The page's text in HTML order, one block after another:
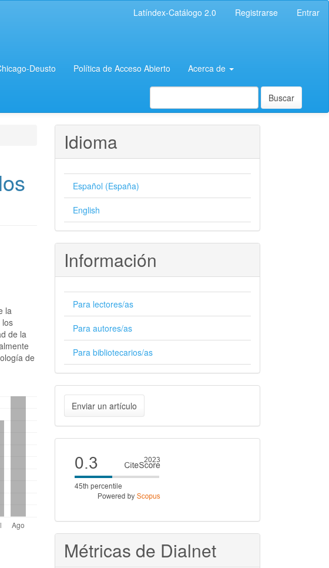
Latíndex-Catálogo 2.0 Registrarse Entrar
Deusto Política de Acceso Abierto Acerca de
Buscar
la
los
de la
de
Idioma
Español (España)
English
Información
Para lectores/as
Para autores/as
Para bibliotecarios/as
Enviar
un
artículo
Enviar un artículo
Cite
score
Métricas de Dialnet